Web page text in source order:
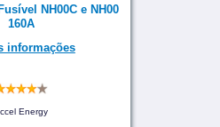
NH00C e NH00
160A
informações
Energy